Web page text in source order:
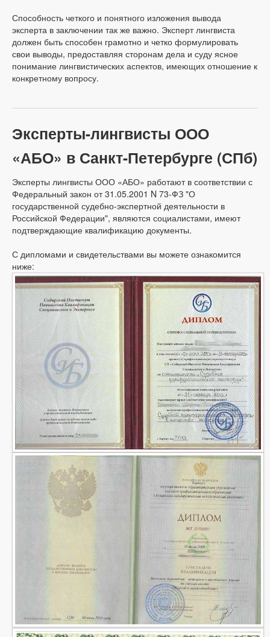
Способность четкого и понятного изложения вывода
эксперта в заключении так же важно. Эксперт лингвиста
должен быть способен грамотно и четко формулировать
свои выводы, предоставляя сторонам дела и суду ясное
понимание лингвистических аспектов, имеющих отношение к
конкретному вопросу.
Эксперты-лингвисты ООО
«АБО» в Санкт-Петербурге (СПб)
Эксперты лингвисты ООО «АБО» работают в соответствии с
Федеральный закон от 31.05.2001 N 73-ФЗ "О
государственной судебно-экспертной деятельности в
Российской Федерации", являются социалистами, имеют
подтверждающие квалификацию документы.
С дипломами и свидетельствами вы можете ознакомится
ниже: